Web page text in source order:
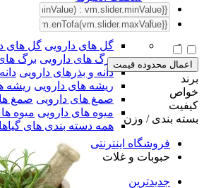
گل های دارویی گل های
برگ های دارویی برگ
دانه و بذرهای دارویی
ریشه های دارویی ریشه
صمغ های دارویی صمغ
میوه های دارویی میوه
همه دسته بندی های
اعمال محدوده قیمت
برند
خواص
کیفیت
بسته بندی / وزن
فروشگاه اینترنتی
حبوبات و غلات
جدیدترین